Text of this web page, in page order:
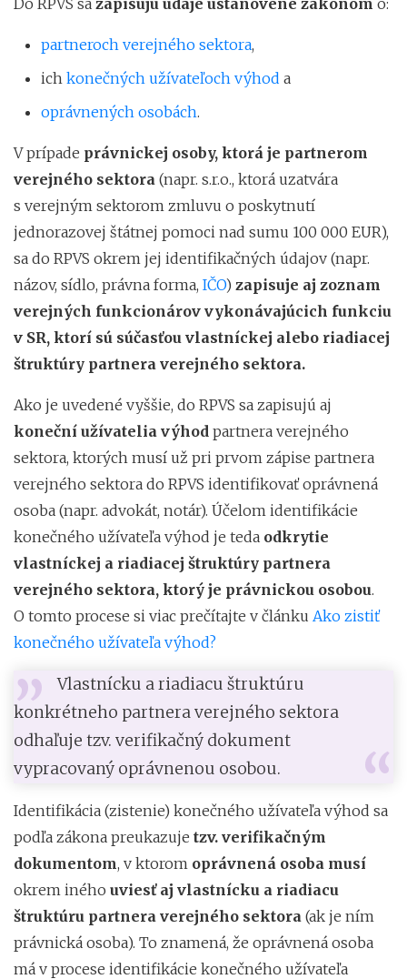
partneroch verejného sektora,
ich konečných užívateľoch výhod a
oprávnených osobách.
V prípade právnickej osoby, ktorá je partnerom
verejného sektora (napr. s.r.o., ktorá uzatvára
s verejným sektorom zmluvu o poskytnutí
jednorazovej štátnej pomoci nad sumu 100 000 EUR),
sa do RPVS okrem jej identifikačných údajov (napr.
názov, sídlo, právna forma, IČO) zapisuje aj zoznam
verejných funkcionárov vykonávajúcich funkciu
v SR, ktorí sú súčasťou vlastníckej alebo riadiacej
štruktúry partnera verejného sektora.
Ako je uvedené vyššie, do RPVS sa zapisujú aj
koneční užívatelia výhod partnera verejného
sektora, ktorých musí už pri prvom zápise partnera
verejného sektora do RPVS identifikovať oprávnená
osoba (napr. advokát, notár). Účelom identifikácie
konečného užívateľa výhod je teda odkrytie
vlastníckej a riadiacej štruktúry partnera
verejného sektora, ktorý je právnickou osobou.
O tomto procese si viac prečítajte v článku Ako zistiť
konečného užívateľa výhod?
Vlastnícku a riadiacu štruktúru
konkrétneho partnera verejného sektora
odhaľuje tzv. verifikačný dokument
vypracovaný oprávnenou osobou.
Identifikácia (zistenie) konečného užívateľa výhod sa
podľa zákona preukazuje tzv. verifikačným
dokumentom, v ktorom oprávnená osoba musí
okrem iného uviesť aj vlastnícku a riadiacu
štruktúru partnera verejného sektora (ak je ním
právnická osoba). To znamená, že oprávnená osoba
má v procese identifikácie konečného užívateľa